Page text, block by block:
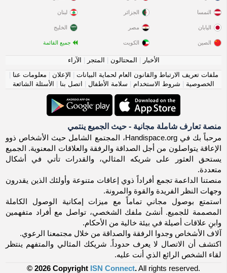
النمسا
اليابان
الصين
الجزائر
مصر
الكويت
لبنان
الخليج
جميع القائمة
الأخبار المحتالون المتجر
الآراء
ملفات تعريف الارتباط والقانون العام لحماية البيانات
الإعلان معلومات عنا
الخصوصية
شروط الاستخدام سلامة الأطفال اتصل بنا الأسئلة الشائعة
منصة تعارف شاملة مجانية - حيث الجميع ينتمي
مرحباً بك في Handispace.org، المجتمع الشامل حيث الأشخاص ذوو
الإعاقة يتواصلون من أجل الصداقة والرفقة والعلاقات المعنوية. الجميع
يستحق العثور على شريكه المثالي، والقدرات تأتي في أشكال
متعددة.
منصتنا الداعمة تجمع أفراداً ذوي إعاقات متنوعة وأولئك الذين يقدرون
وجهات النظر الفريدة والقوة والمرونة.
استمتع بوصول مجاني تماماً مع ميزات إمكانية الوصول الكاملة
المصممة للجميع. أنشئ ملفك الشخصي، تواصل مع أفراد متفهمين
وابنِ علاقات أصيلة في بيئة خالية من الأحكام.
آلاف الأشخاص وجدوا الرفقة والصداقة من خلال مجتمعنا الرعوي.
اكتشف أن الاتصال لا يعرف حدوداً. شريكك المثالي والمتفهم ينتظر
لقاء الشخص الرائع الذي أنت عليه.
© 2026 Copyright ISN Connect.All rights reserved.